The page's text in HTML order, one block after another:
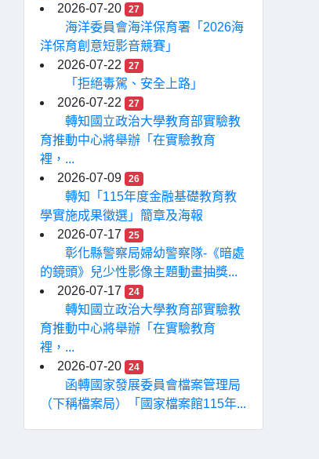
2026-07-20
27
海洋委員會海洋保育署「2026海
洋保育創意短影音競賽」
2026-07-22
27
「拒絕毒駕、安全上路」
2026-07-22
27
轉知國立政治大學教育部實驗教
育推動中心將舉辦「在實驗教育
裡，...
2026-07-09
26
轉知「115年度金融基礎教育教
學實施成果徵選」簡章及海報
2026-07-17
25
彰化縣警察局婦幼警察隊-《暗處
的鏡頭》兒少性影像主題動畫抽獎...
2026-07-17
24
轉知國立政治大學教育部實驗教
育推動中心將舉辦「在實驗教育
裡，...
2026-07-20
24
函轉國家發展委員會檔案管理局
（下稱檔案局）「國家檔案館115年...